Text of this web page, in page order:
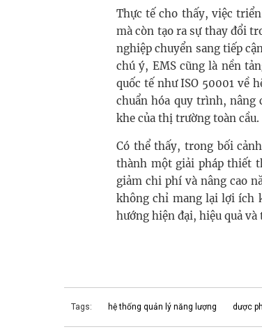
Thực tế cho thấy, việc
mà còn tạo ra sự thay đổi
nghiệp chuyển sang tiếp
chú ý, EMS cũng là nền
quốc tế như ISO 50001 về
chuẩn hóa quy trình, nâng
khe của thị trường toàn cầu.
Có thể thấy, trong bối
thành một giải pháp thiết
giảm chi phí và nâng cao
không chỉ mang lại lợi ích
hướng hiện đại, hiệu quả
Tags: hệ thống quản lý năng lượng dược